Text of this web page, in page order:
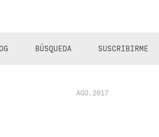
BÚSQUEDA SUSCRIBIRME
AGO.2017